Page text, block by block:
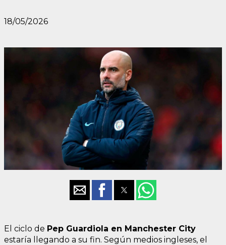
18/05/2026
El ciclo de Pep Guardiola en Manchester City
estaría llegando a su fin. Según medios ingleses, el